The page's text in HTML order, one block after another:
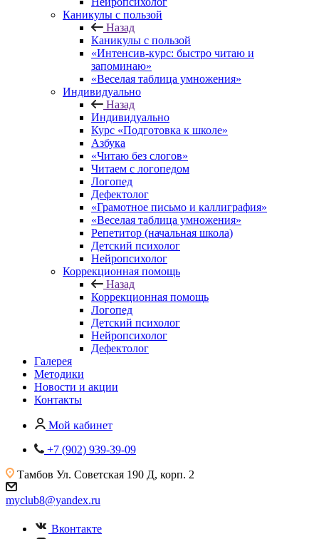
Каникулы с пользой
Назад
Каникулы с пользой
«Интенсив-курс: быстро читаю и
запоминаю»
«Веселая таблица умножения»
Индивидуально
Назад
Индивидуально
Курс «Подготовка к школе»
Азбука
«Читаю без слогов»
Читаем с логопедом
Логопед
Дефектолог
«Грамотное письмо и каллиграфия»
«Веселая таблица умножения»
Репетитор (начальная школа)
Детский психолог
Нейропсихолог
Коррекционная помощь
Назад
Коррекционная помощь
Логопед
Детский психолог
Нейропсихолог
Дефектолог
Галерея
Методики
Новости и акции
Контакты
Мой кабинет
+7 (902) 939-39-09
Тамбов Ул. Советская 190 Д, корп. 2
myclub8@yandex.ru
Вконтакте